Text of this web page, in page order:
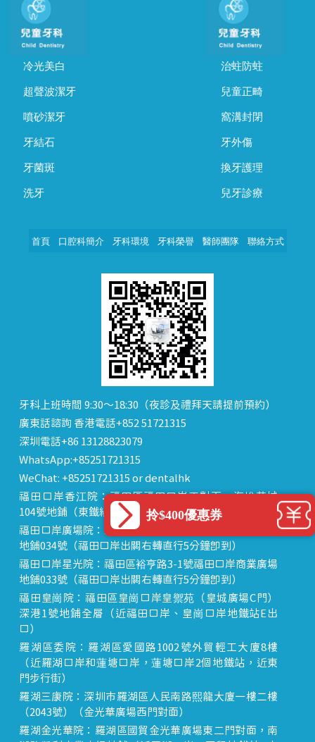
冷光美白
超聲波潔牙
噴砂潔牙
牙結石
牙菌斑
洗牙
治蛀防蛀
兒童正畸
窩溝封閉
牙外傷
換牙護理
兒牙診療
首頁 口腔科簡介 牙科環境 牙科榮譽 醫師團隊 聯絡方式
牙科上班時間 9:30～18:30（夜診及禮拜天請提前預約）
廣東話諮詢 香港電話+852 51721315
深圳電話+86 13128823079
WhatsApp:+85251721315
WeChat: +85251721315 or dentalhk
福田口岸香江院：福田區福田口岸正對面，海悅華城
104號地鋪（東鐵線落馬洲站出關對面即到）
福田口岸廣場院：福田區裕亨路3-1號福田口岸商業廣場
地鋪034號（福田口岸出關右轉直行5分鐘即到）
福田口岸星光院：福田區裕亨路3-1號福田口岸商業廣場
地鋪033號（福田口岸出關右轉直行5分鐘即到）
福田皇崗院：福田區皇崗口岸皇禦苑（皇城廣場C門）
深港1號地鋪全層（近福田口岸、皇崗口岸地鐵站E出
口）
羅湖區委院：羅湖區愛國路1002號外貿輕工大廈8樓
（近羅湖口岸和蓮塘口岸，蓮塘口岸2個地鐵站，近東
門步行街）
羅湖三康院：深圳市羅湖區人民南路熙龍大廈一樓二樓
（2043號）（金光華廣場西門對面）
羅湖金光華院：羅湖區國貿金光華廣場東二門對面，南
拎$400優惠券